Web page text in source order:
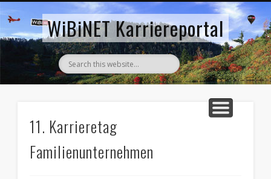
WiBiNET Karriereportal
AKTUELLE STELLENANZEIGEN
ZURÜCK ZUM WIBINET
11. Karrieretag
Familienunternehmen